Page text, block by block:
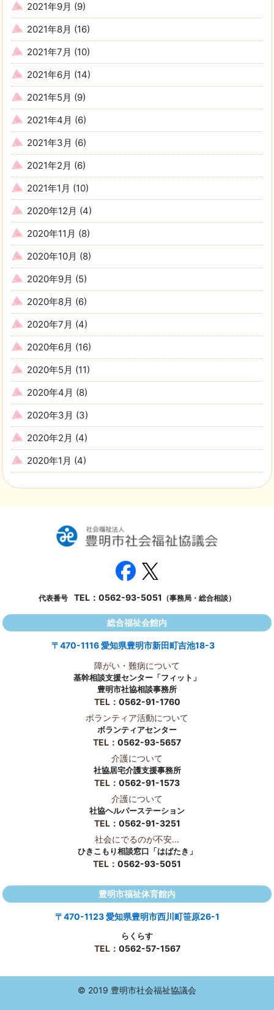
2021年9月 (9)
2021年8月 (16)
2021年7月 (10)
2021年6月 (14)
2021年5月 (9)
2021年4月 (6)
2021年3月 (6)
2021年2月 (6)
2021年1月 (10)
2020年12月 (4)
2020年11月 (8)
2020年10月 (8)
2020年9月 (5)
2020年8月 (6)
2020年7月 (4)
2020年6月 (16)
2020年5月 (11)
2020年4月 (8)
2020年3月 (3)
2020年2月 (4)
2020年1月 (4)
代表番号 TEL： 0562-93-5051 （事務局・総合相談）
総合福祉会館内
〒470-1116 愛知県豊明市新田町吉池18-3
障がい・難病について
基幹相談支援センター「フィット」
豊明市社協相談事務所
TEL： 0562-91-1760
ボランティア活動について
ボランティアセンター
TEL： 0562-93-5657
介護について
社協居宅介護支援事務所
TEL： 0562-91-1573
介護について
社協ヘルパーステーション
TEL： 0562-91-3251
社会にでるのが不安...
ひきこもり相談窓口「はばたき」
TEL： 0562-93-5051
豊明市福祉体育館内
〒470-1123 愛知県豊明市西川町笹原26-1
らくらす
TEL： 0562-57-1567
© 2019 豊明市社会福祉協議会